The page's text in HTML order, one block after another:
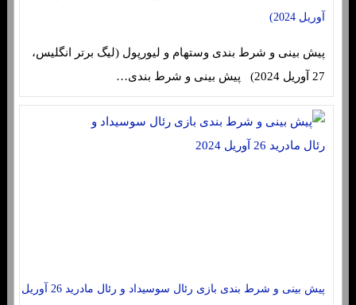
آوریل 2024)
پیش بینی و شرط بندی وستهام و لیورپول (لیگ برتر انگلیس،
27 آوریل 2024) پیش بینی و شرط بندی…
پیش بینی و شرط بندی بازی رئال سوسیداد و رئال مادرید 26 آوریل